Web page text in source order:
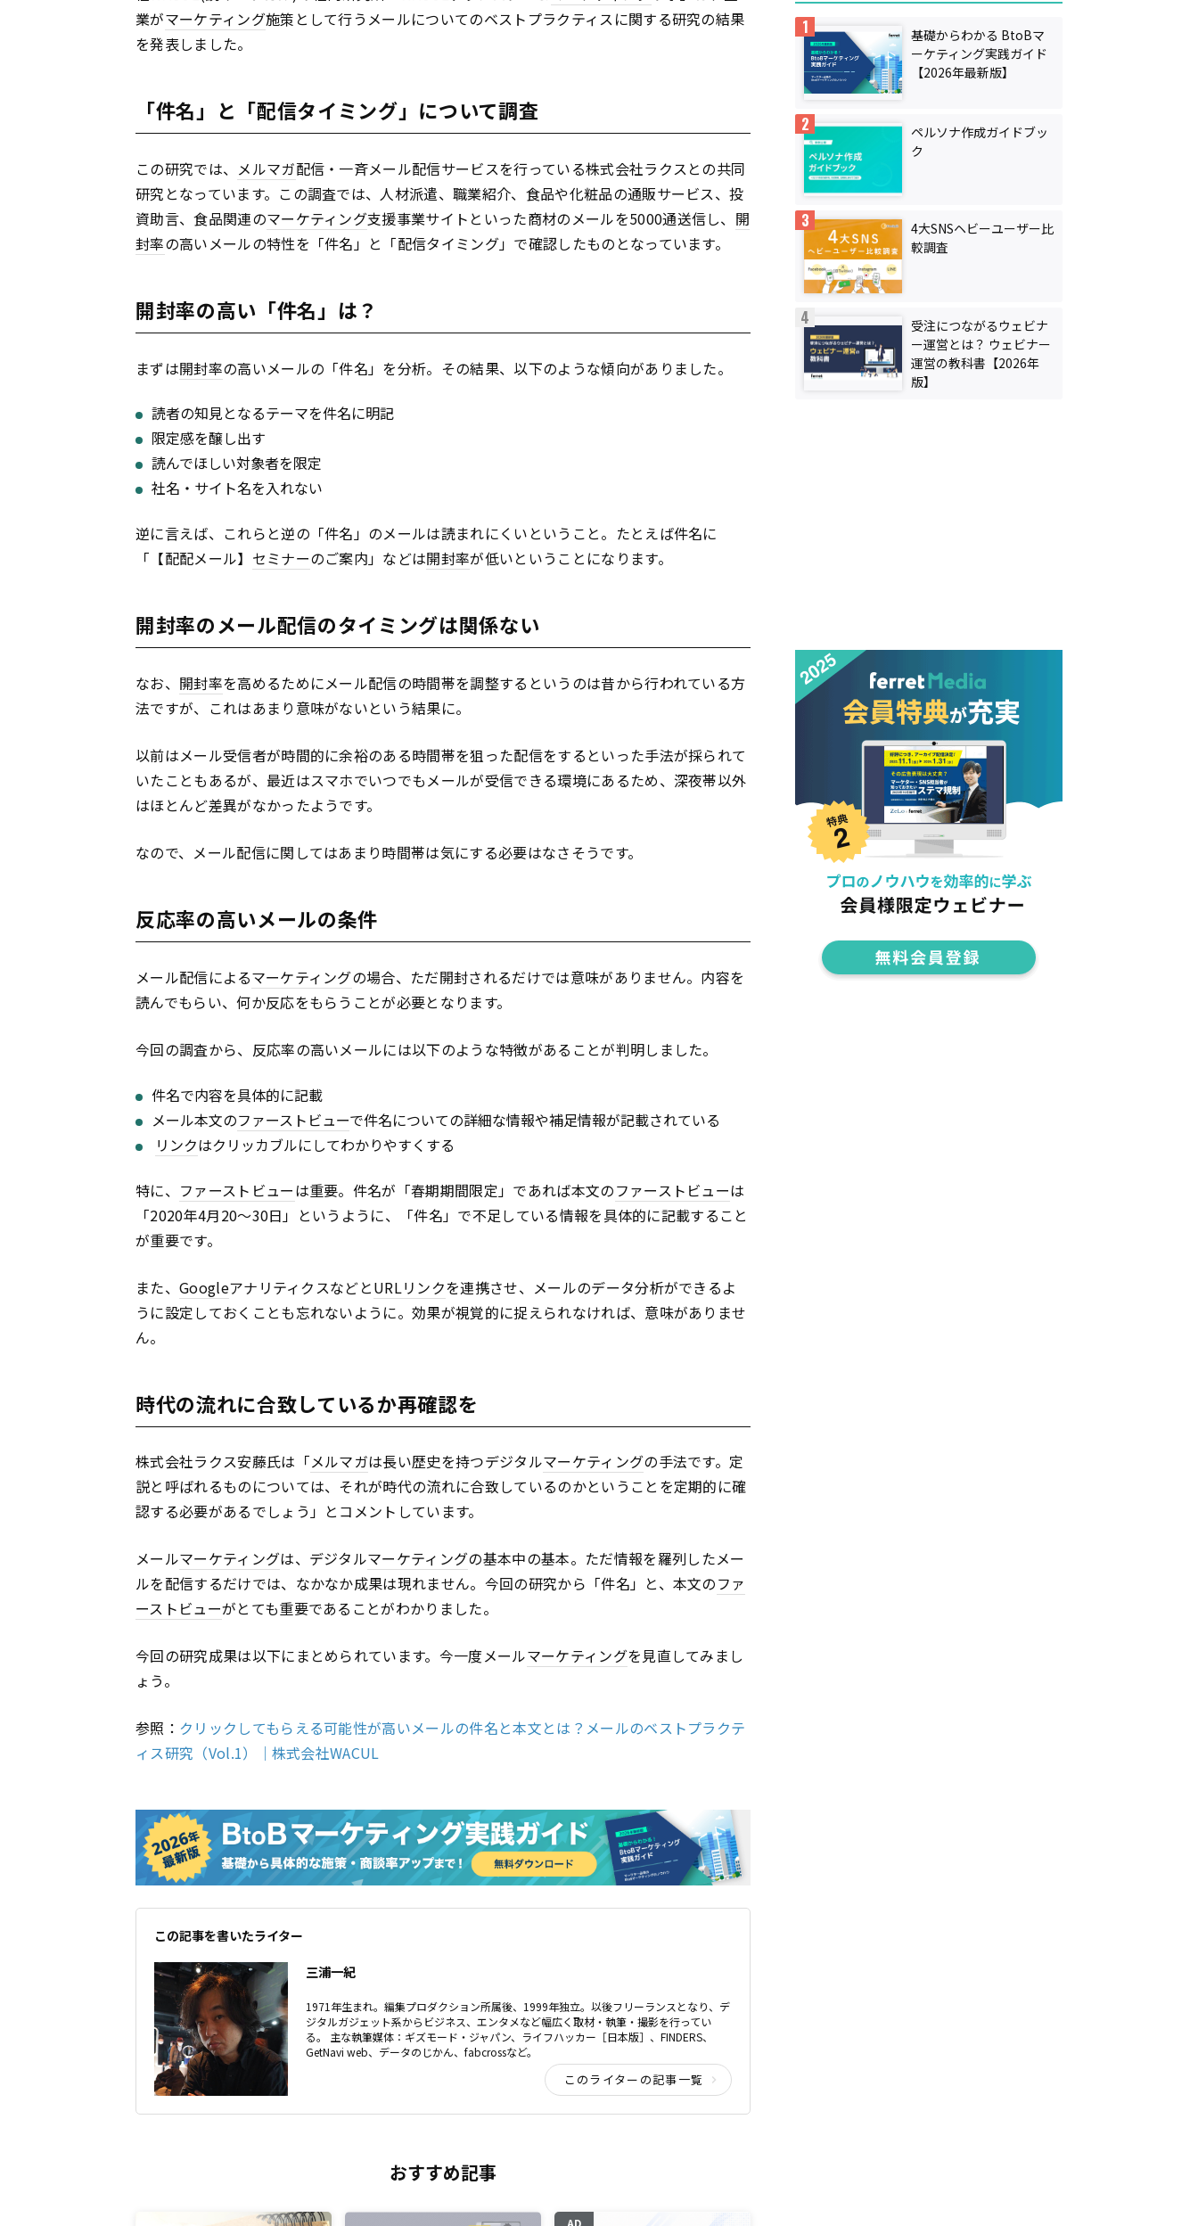
業がマーケティング施策として行うメールについてのベストプラクティスに関する研究の結果
を発表しました。
「件名」と「配信タイミング」について調査
この研究では、 メルマガ配信・一斉メール配信サービスを行っている株式会社ラクスとの共同
研究となっています。この調査では、人材派遣、職業紹介、食品や化粧品の通販サービス、投
資助言、食品関連のマーケティング支援事業サイトといった商材のメールを5000通送信し、 開
封率の高いメールの特性を「件名」と「配信タイミング」で確認したものとなっています。
開封率の高い「件名」は？
まずは開封率の高いメールの「件名」を分析。その結果、以下のような傾向がありました。
読者の知見となるテーマを件名に明記
限定感を醸し出す
読んでほしい対象者を限定
社名・サイト名を入れない
逆に言えば、これらと逆の「件名」のメールは読まれにくいということ。たとえば件名に
「【配配メール】 セミナーのご案内」などは開封率が低いということになります。
開封率のメール配信のタイミングは関係ない
なお、 開封率を高めるためにメール配信の時間帯を調整するというのは昔から行われている方
法ですが、これはあまり意味がないという結果に。
以前はメール受信者が時間的に余裕のある時間帯を狙った配信をするといった手法が採られて
いたこともあるが、最近はスマホでいつでもメールが受信できる環境にあるため、深夜帯以外
はほとんど差異がなかったようです。
なので、メール配信に関してはあまり時間帯は気にする必要はなさそうです。
反応率の高いメールの条件
メール配信によるマーケティングの場合、ただ開封されるだけでは意味がありません。内容を
読んでもらい、何か反応をもらうことが必要となります。
今回の調査から、反応率の高いメールには以下のような特徴があることが判明しました。
件名で内容を具体的に記載
メール本文のファーストビューで件名についての詳細な情報や補足情報が記載されている
リンクはクリッカブルにしてわかりやすくする
特に、 ファーストビューは重要。件名が「春期期間限定」であれば本文のファーストビューは
「2020年4月20〜30日」というように、「件名」で不足している情報を具体的に記載すること
が重要です。
また、 GoogleアナリティクスなどとURLリンクを連携させ、メールのデータ分析ができるよ
うに設定しておくことも忘れないように。効果が視覚的に捉えられなければ、意味がありませ
ん。
時代の流れに合致しているか再確認を
株式会社ラクス安藤氏は「メルマガは長い歴史を持つデジタルマーケティングの手法です。定
説と呼ばれるものについては、それが時代の流れに合致しているのかということを定期的に確
認する必要があるでしょう」とコメントしています。
メールマーケティングは、デジタルマーケティングの基本中の基本。ただ情報を羅列したメー
ルを配信するだけでは、なかなか成果は現れません。今回の研究から「件名」と、本文のファ
ーストビューがとても重要であることがわかりました。
今回の研究成果は以下にまとめられています。今一度メールマーケティングを見直してみまし
ょう。
参照： クリックしてもらえる可能性が高いメールの件名と本文とは？メールのベストプラクテ
ィス研究（Vol.1）｜株式会社WACUL
この記事を書いたライター
三浦一紀
1971年生まれ。編集プロダクション所属後、1999年独立。以後フリーランスとなり、デ
ジタルガジェット系からビジネス、エンタメなど幅広く取材・執筆・撮影を行ってい
る。 主な執筆媒体：ギズモード・ジャパン、ライフハッカー［日本版］、FINDERS、
GetNavi web、データのじかん、fabcrossなど。
このライターの記事一覧
おすすめ記事
AD
基礎からわかる BtoBマ
ーケティング実践ガイド
【2026年最新版】
ペルソナ作成ガイドブッ
ク
4大SNSヘビーユーザー比
較調査
受注につながるウェビナ
ー運営とは？ ウェビナー
運営の教科書【2026年
版】